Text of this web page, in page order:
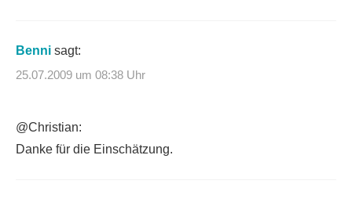
Benni sagt:
25.07.2009 um 08:38 Uhr
@Christian:
Danke für die Einschätzung.